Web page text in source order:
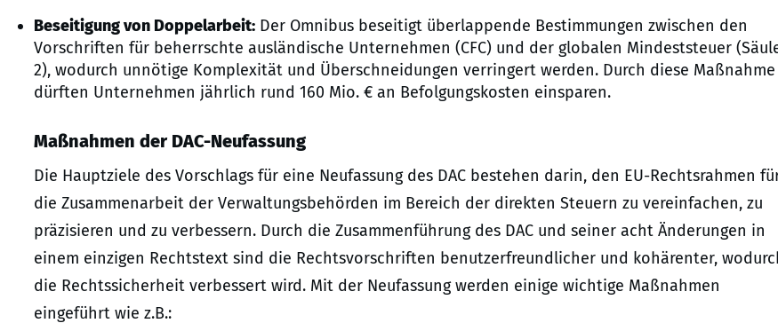
Beseitigung von Doppelarbeit: Der Omnibus beseitigt überlappende Bestimmungen zwischen den
Vorschriften für beherrschte ausländische Unternehmen (CFC) und der globalen Mindeststeuer
2), wodurch unnötige Komplexität und Überschneidungen verringert werden. Durch diese Maßnahme
dürften Unternehmen jährlich rund 160 Mio. € an Befolgungskosten einsparen.
Maßnahmen der DAC-Neufassung
Die Hauptziele des Vorschlags für eine Neufassung des DAC bestehen darin, den EU-Rechtsrahmen
die Zusammenarbeit der Verwaltungsbehörden im Bereich der direkten Steuern zu vereinfachen, zu
präzisieren und zu verbessern. Durch die Zusammenführung des DAC und seiner acht Änderungen in
einem einzigen Rechtstext sind die Rechtsvorschriften benutzerfreundlicher und kohärenter,
die Rechtssicherheit verbessert wird. Mit der Neufassung werden einige wichtige Maßnahmen
eingeführt wie z.B.: